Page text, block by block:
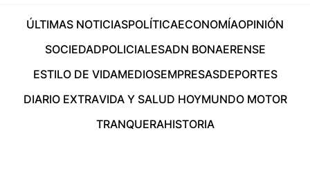
ÚLTIMAS NOTICIASPOLÍTICAECONOMÍAOPINIÓN
SOCIEDADPOLICIALESADN BONAERENSE
ESTILO DE VIDAMEDIOSEMPRESASDEPORTES
DIARIO EXTRAVIDA Y SALUD HOYMUNDO MOTOR
TRANQUERAHISTORIA